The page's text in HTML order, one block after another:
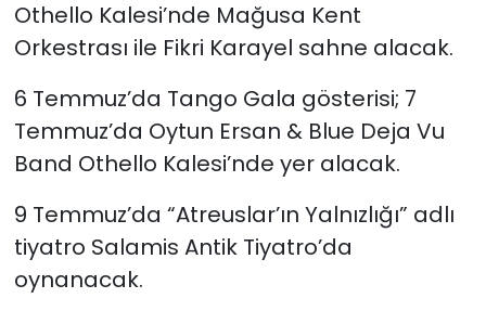
Othello Kalesi’nde Mağusa Kent
Orkestrası ile Fikri Karayel sahne alacak.
6 Temmuz’da Tango Gala gösterisi; 7
Temmuz’da Oytun Ersan & Blue Deja Vu
Band Othello Kalesi’nde yer alacak.
9 Temmuz’da “Atreuslar’ın Yalnızlığı” adlı
tiyatro Salamis Antik Tiyatro’da
oynanacak.